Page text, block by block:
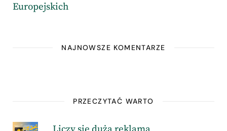
Europejskich
NAJNOWSZE KOMENTARZE
PRZECZYTAĆ WARTO